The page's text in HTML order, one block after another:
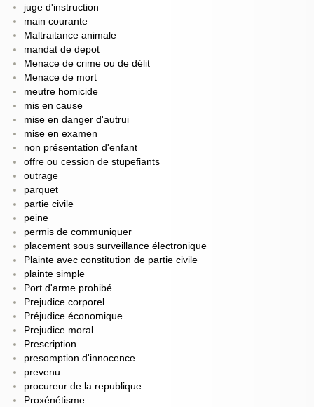
juge d'instruction
main courante
Maltraitance animale
mandat de depot
Menace de crime ou de délit
Menace de mort
meutre homicide
mis en cause
mise en danger d'autrui
mise en examen
non présentation d'enfant
offre ou cession de stupefiants
outrage
parquet
partie civile
peine
permis de communiquer
placement sous surveillance électronique
Plainte avec constitution de partie civile
plainte simple
Port d'arme prohibé
Prejudice corporel
Préjudice économique
Prejudice moral
Prescription
presomption d'innocence
prevenu
procureur de la republique
Proxénétisme